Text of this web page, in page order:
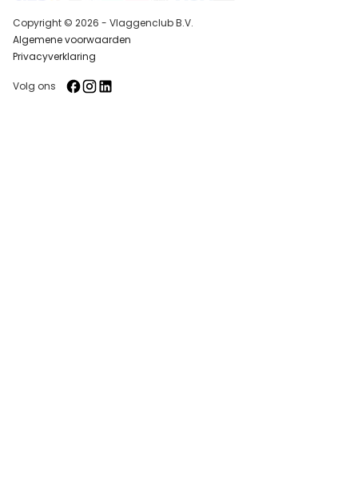
Copyright © 2026 - Vlaggenclub B.V.
Algemene voorwaarden
Privacyverklaring
Volg ons